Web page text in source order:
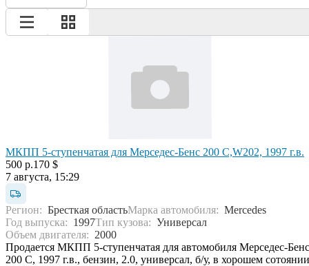
МКПП 5-ступенчатая для Мерседес-Бенс 200 С,W202, 1997 г.в.
500 р.170 $
7 августа, 15:29
Регион: Бресткая областьМарка автомобиля: Mercedes
Год выпуска: 1997Тип кузова: Универсал
Объем двигателя: 2000
Продается МКПП 5-ступенчатая для автомобиля Мерседес-Бенс
200 С, 1997 г.в., бензин, 2.0, универсал, б/у, в хорошем сотоянии